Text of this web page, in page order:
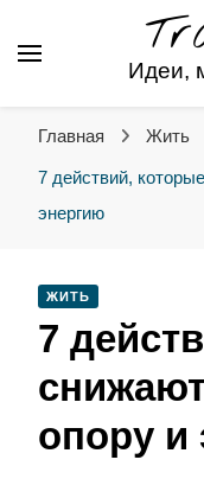
Идеи,
Главная Жить
7 действий,
энергию
ЖИТЬ
7
опору и